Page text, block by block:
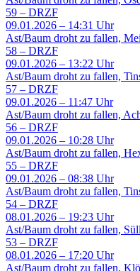
59 – DRZF
09.01.2026 – 14:31 Uhr
Ast/Baum droht zu fallen,
58 – DRZF
09.01.2026 – 13:22 Uhr
Ast/Baum droht zu fallen,
57 – DRZF
09.01.2026 – 11:47 Uhr
Ast/Baum droht zu fallen,
56 – DRZF
09.01.2026 – 10:28 Uhr
Ast/Baum droht zu fallen,
55 – DRZF
09.01.2026 – 08:38 Uhr
Ast/Baum droht zu fallen,
54 – DRZF
08.01.2026 – 19:23 Uhr
Ast/Baum droht zu fallen,
53 – DRZF
08.01.2026 – 17:20 Uhr
Ast/Baum droht zu fallen,